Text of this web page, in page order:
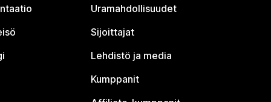
Uramahdollisuudet
Sijoittajat
Lehdistö ja media
Kumppanit